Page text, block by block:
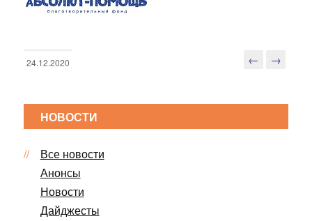
24.12.2020
в
а
← →
НОВОСТИ
Все новости
Анонсы
Новости
Дайджесты